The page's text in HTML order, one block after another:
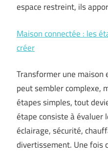
espace restreint, ils
Maison connectée : les
créer
Transformer une maison
peut sembler complexe,
étapes simples, tout
étape consiste à évaluer
éclairage, sécurité,
divertissement. Une fois